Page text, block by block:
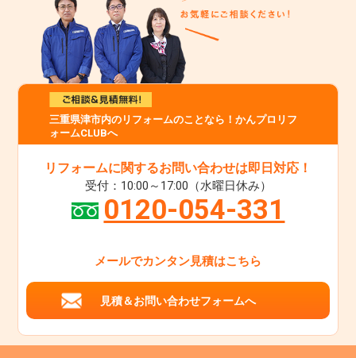
三重県津市内のリフォームのことなら！かんプロリフ
ォームCLUBへ
リフォームに関するお問い合わせは即日対応！
受付：10:00～17:00（水曜日休み）
0120-054-331
メールでカンタン見積はこちら
見積＆お問い合わせフォームへ